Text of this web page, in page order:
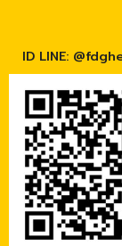
ID LINE: